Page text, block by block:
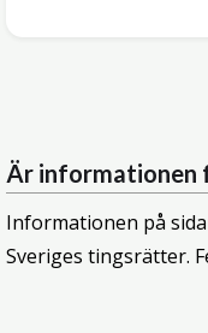
Är informationen
Informationen på
Sveriges tingsrätter.